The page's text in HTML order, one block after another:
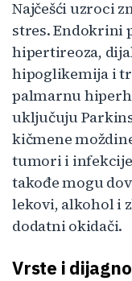
Najčešći uzroci
stres. Endokrini
hipertireoza,
hipoglikemija i
palmarnu
uključuju
kičmene
tumori i
takođe mogu
lekovi, alkohol i
dodatni okidači.
Vrste i